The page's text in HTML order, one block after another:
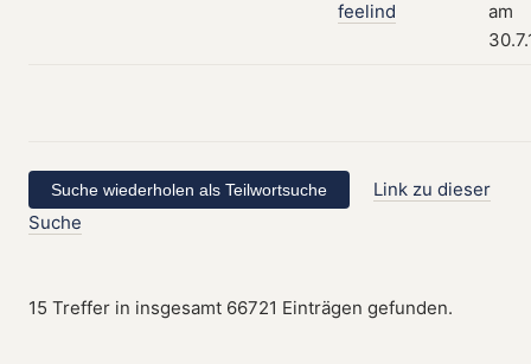
feelind
am
Link zu dieser
Suche
15 Treffer in insgesamt 66721 Einträgen gefunden.